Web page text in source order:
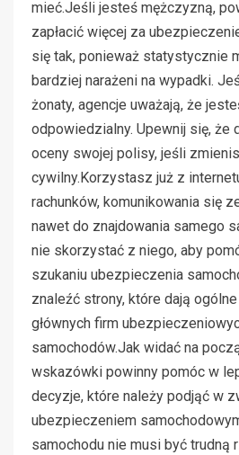
mieć.Jeśli jesteś mężczyzną,
zapłacić więcej za
się tak, ponieważ statystycznie
bardziej narażeni na wypadki.
żonaty, agencje uważają, że
odpowiedzialny. Upewnij się, że
oceny swojej polisy, jeśli
cywilny.Korzystasz już z
rachunków, komunikowania się
nawet do znajdowania samego
nie skorzystać z niego, aby
szukaniu ubezpieczenia
znaleźć strony, które dają
głównych firm
samochodów.Jak widać na
wskazówki powinny pomóc w
decyzje, które należy podjąć w
ubezpieczeniem
samochodu nie musi być trudną